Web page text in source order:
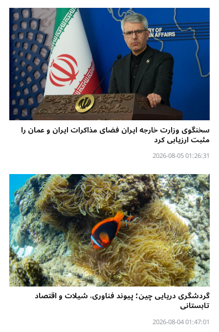
سخنگوی وزارت خارجه ایران فضای مذاکرات ایران و عمان را
مثبت ارزیابی کرد
01:26:31 2026-08-05
گردشگری دریایی چین؛ پیوند فناوری، شیلات و اقتصاد
تابستانی
01:47:01 2026-08-04